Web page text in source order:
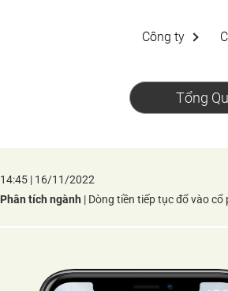
Công ty
Tổng
14:45 | 16/11/2022
Phân tích ngành | Dòng tiền tiếp tục đổ vào